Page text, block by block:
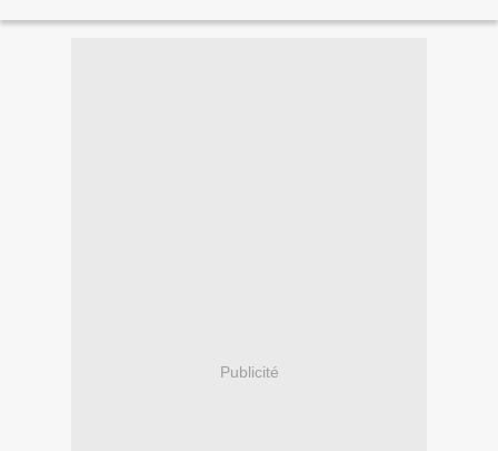
Publicité